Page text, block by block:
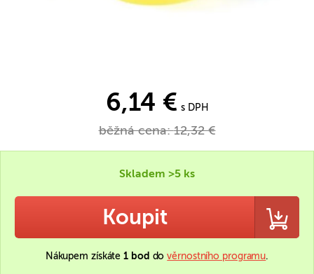
6,14 € s DPH
běžná cena:12,32 €
Skladem >5 ks
Koupit
Nákupem získáte1 bod dověrnostního programu.